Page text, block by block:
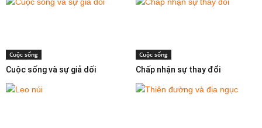
Cuộc sống
Cuộc sống và sự giả dối
Cuộc sống
Chấp nhận sự thay đổi